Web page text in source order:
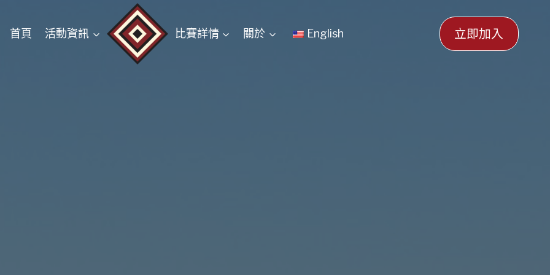
首頁 活動資訊 比賽詳情 關於 English 立即加入